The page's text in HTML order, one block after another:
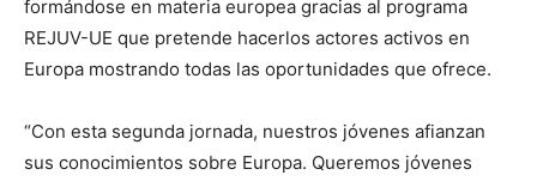
formándose en materia europea gracias al programa
REJUV-UE que pretende hacerlos actores activos en
Europa mostrando todas las oportunidades que ofrece.
“Con esta segunda jornada, nuestros jóvenes afianzan
sus conocimientos sobre Europa. Queremos jóvenes